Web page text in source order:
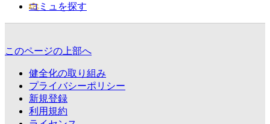
コミュを探す
このページの上部へ
健全化の取り組み
プライバシーポリシー
新規登録
利用規約